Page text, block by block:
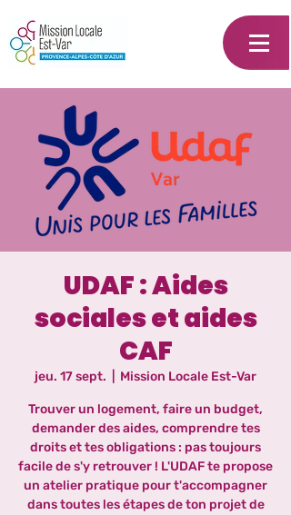
UDAF : Aides
sociales et aides
CAF
jeu. 17 sept. Mission Locale Est-Var
Trouver un logement, faire un budget,
demander des aides, comprendre tes
droits et tes obligations : pas toujours
facile de s'y retrouver ! L'UDAF te propose
un atelier pratique pour t'accompagner
dans toutes les étapes de ton projet de